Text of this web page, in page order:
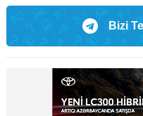
Bizi